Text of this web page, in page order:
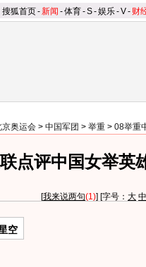
搜狐首页-新闻 -体育-S-娱乐-V- 财
奥运会 > 中国军团 > 举重 > 08举重
点评中国女举英
[我来说两句(1)] [字号： 大 中
空